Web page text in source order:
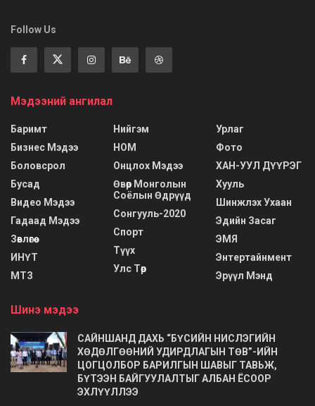
Follow Us
Мэдээний ангилал
Баримт
Бизнес Мэдээ
Боловсрол
Бусад
Видео Мэдээ
Гадаад Мэдээ
Зөвлөгөө
ИНҮТ
МТЗ
Нийгэм
НОМ
Онцлох Мэдээ
Өвөр Монголын
Соёлын Өдрүүд
Сонгууль-2020
Спорт
Түүх
Улс Төр
Урлаг
Фото
ХАН-УУЛ ДҮҮРЭГ
Хууль
Шинжлэх Ухаан
Эдийн Засаг
ЭМЯ
Энтертайнмент
Эрүүл Мэнд
Шинэ мэдээ
САЙНШАНД ДАХЬ “БҮСИЙН НИСЛЭГИЙН
ХӨДӨЛГӨӨНИЙ УДИРДЛАГЫН ТӨВ”-ИЙН
ЦОГЦОЛБОР БАРИЛГЫН ШАВЫГ ТАВЬЖ,
БҮТЭЭН БАЙГУУЛАЛТЫГ АЛБАН ЁСООР
ЭХЛҮҮЛЛЭЭ